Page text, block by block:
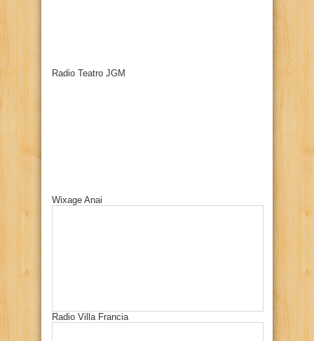
Radio Teatro JGM
Wixage Anai
Radio Villa Francia